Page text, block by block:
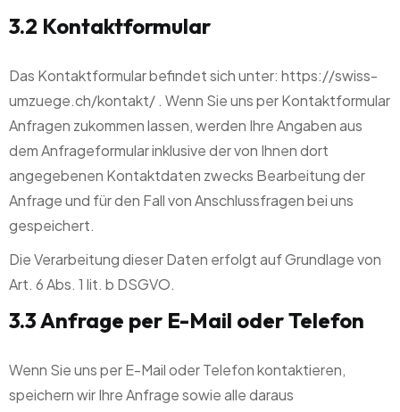
3.2 Kontaktformular
Das Kontaktformular befindet sich unter: https://swiss-
umzuege.ch/kontakt/ . Wenn Sie uns per Kontaktformular
Anfragen zukommen lassen, werden Ihre Angaben aus
dem Anfrageformular inklusive der von Ihnen dort
angegebenen Kontaktdaten zwecks Bearbeitung der
Anfrage und für den Fall von Anschlussfragen bei uns
gespeichert.
Die Verarbeitung dieser Daten erfolgt auf Grundlage von
Art. 6 Abs. 1 lit. b DSGVO.
3.3 Anfrage per E-Mail oder Telefon
Wenn Sie uns per E-Mail oder Telefon kontaktieren,
speichern wir Ihre Anfrage sowie alle daraus